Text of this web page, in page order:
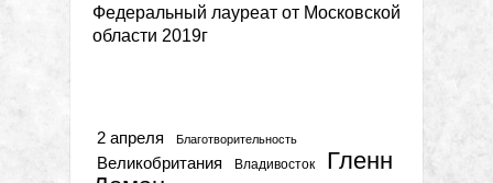
Федеральный лауреат от Московской
области 2019г
2 апреля Благотворительность
Великобритания Владивосток
Гленн